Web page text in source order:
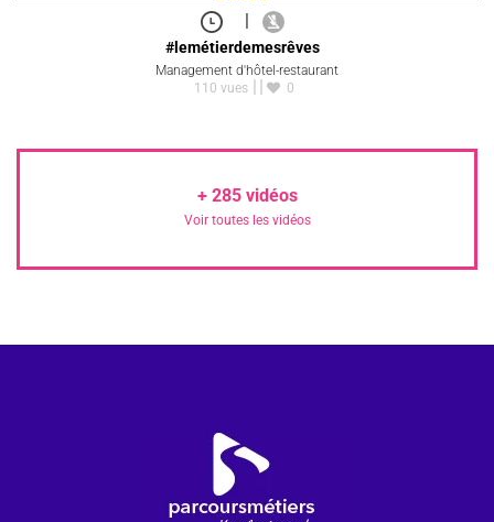
#lemétierdemesrêves
Management d'hôtel-restaurant
110 vues
0
+ 285vidéos
Voir toutes les vidéos